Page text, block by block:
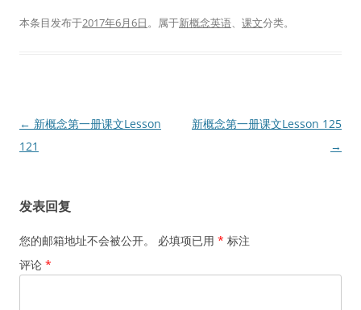
本条目发布于2017年6月6日。属于新概念英语、 课文分类。
文
章
← 新概念第一册课文Lesson
121
新概念第一册课文Lesson 125
→
发表回复
您的邮箱地址不会被公开。 必填项已用 * 标注
评论 *